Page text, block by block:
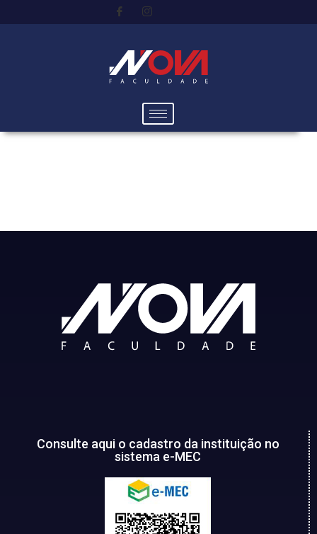
Consulte aqui o cadastro da instituição no
sistema e-MEC